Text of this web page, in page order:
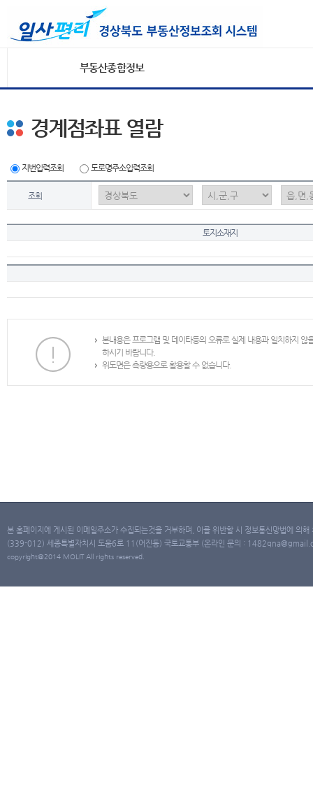
부동산종합정보
경계점좌표 열람
지번입력조회 도로명주소입력조회
조회
토지소재지
본내용은 프로그램 및 데이타등의 오류로 실제 내용과 일치하지
하시기 바랍니다.
위도면은 측량용으로 활용할 수 없습니다.
본 홈페이지에 게시된 이메일주소가 수집되는것을 거부하며, 이를 위반할 시 정보통신망법에 의
(339-012) 세종특별자치시 도움6로 11(어진동) 국토교통부 (온라인 문의 :
copyright@2014 MOLIT All rights reserved.